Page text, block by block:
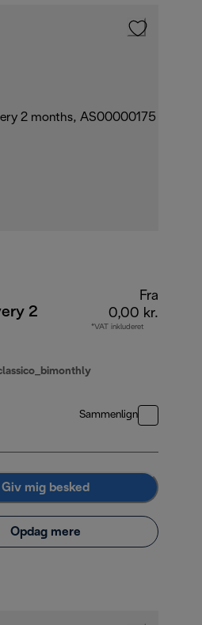
2
Fra
0,00 kr.
*VAT inkluderet
Sammenlign
Giv mig besked
Opdag mere